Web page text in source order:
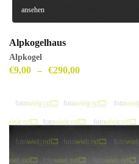
ansehen
Alpkogelhaus
Alpkogel
€9,00 – €290,00